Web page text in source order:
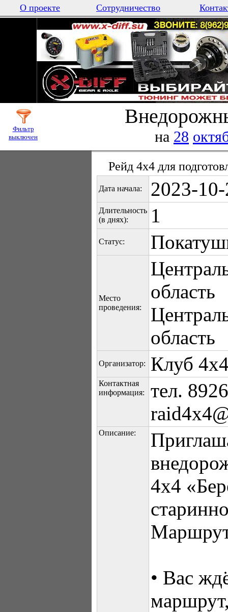
О проекте Сотрудничество
Фильтр
выключен
на 28
Рейд 4х4 для
Дата начала: 2023-
Длительность
(в днях):
1
Статус:
Место
проведения:
область
область
Организатор: Клуб
Контактная
информация:
тел.
Описание:
4х4
• Вас